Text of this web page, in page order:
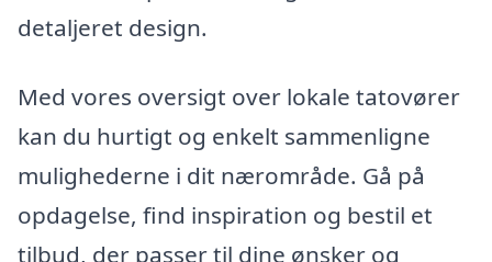
detaljeret design.
Med vores oversigt over lokale tatovører
kan du hurtigt og enkelt sammenligne
mulighederne i dit nærområde. Gå på
opdagelse, find inspiration og bestil et
tilbud, der passer til dine ønsker og